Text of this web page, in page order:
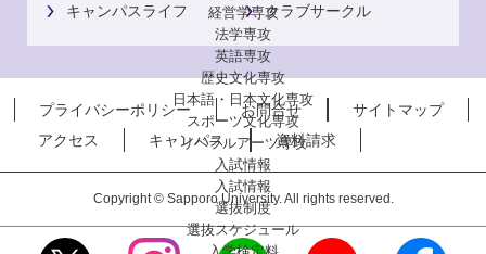
経営学専攻
法学専攻
英語専攻
歴史文化専攻
日本語・日本文化専攻
スポーツ文化専攻
リベラルアーツ専攻
入試情報
入試情報
選抜制度
選抜スケジュール
キャンパスライフ
クラブサークル
プライバシーポリシー お問合せ
サイトマップ
アクセス
キャンパス 資料請求
Copyright © Sapporo University. All rights reserved.